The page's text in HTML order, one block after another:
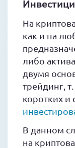
На
как и на
либо
двумя
трейдинг,
коротких и
В данном
на